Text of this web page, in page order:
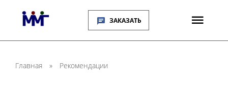
ЗАКАЗАТЬ
Главная » Рекомендации